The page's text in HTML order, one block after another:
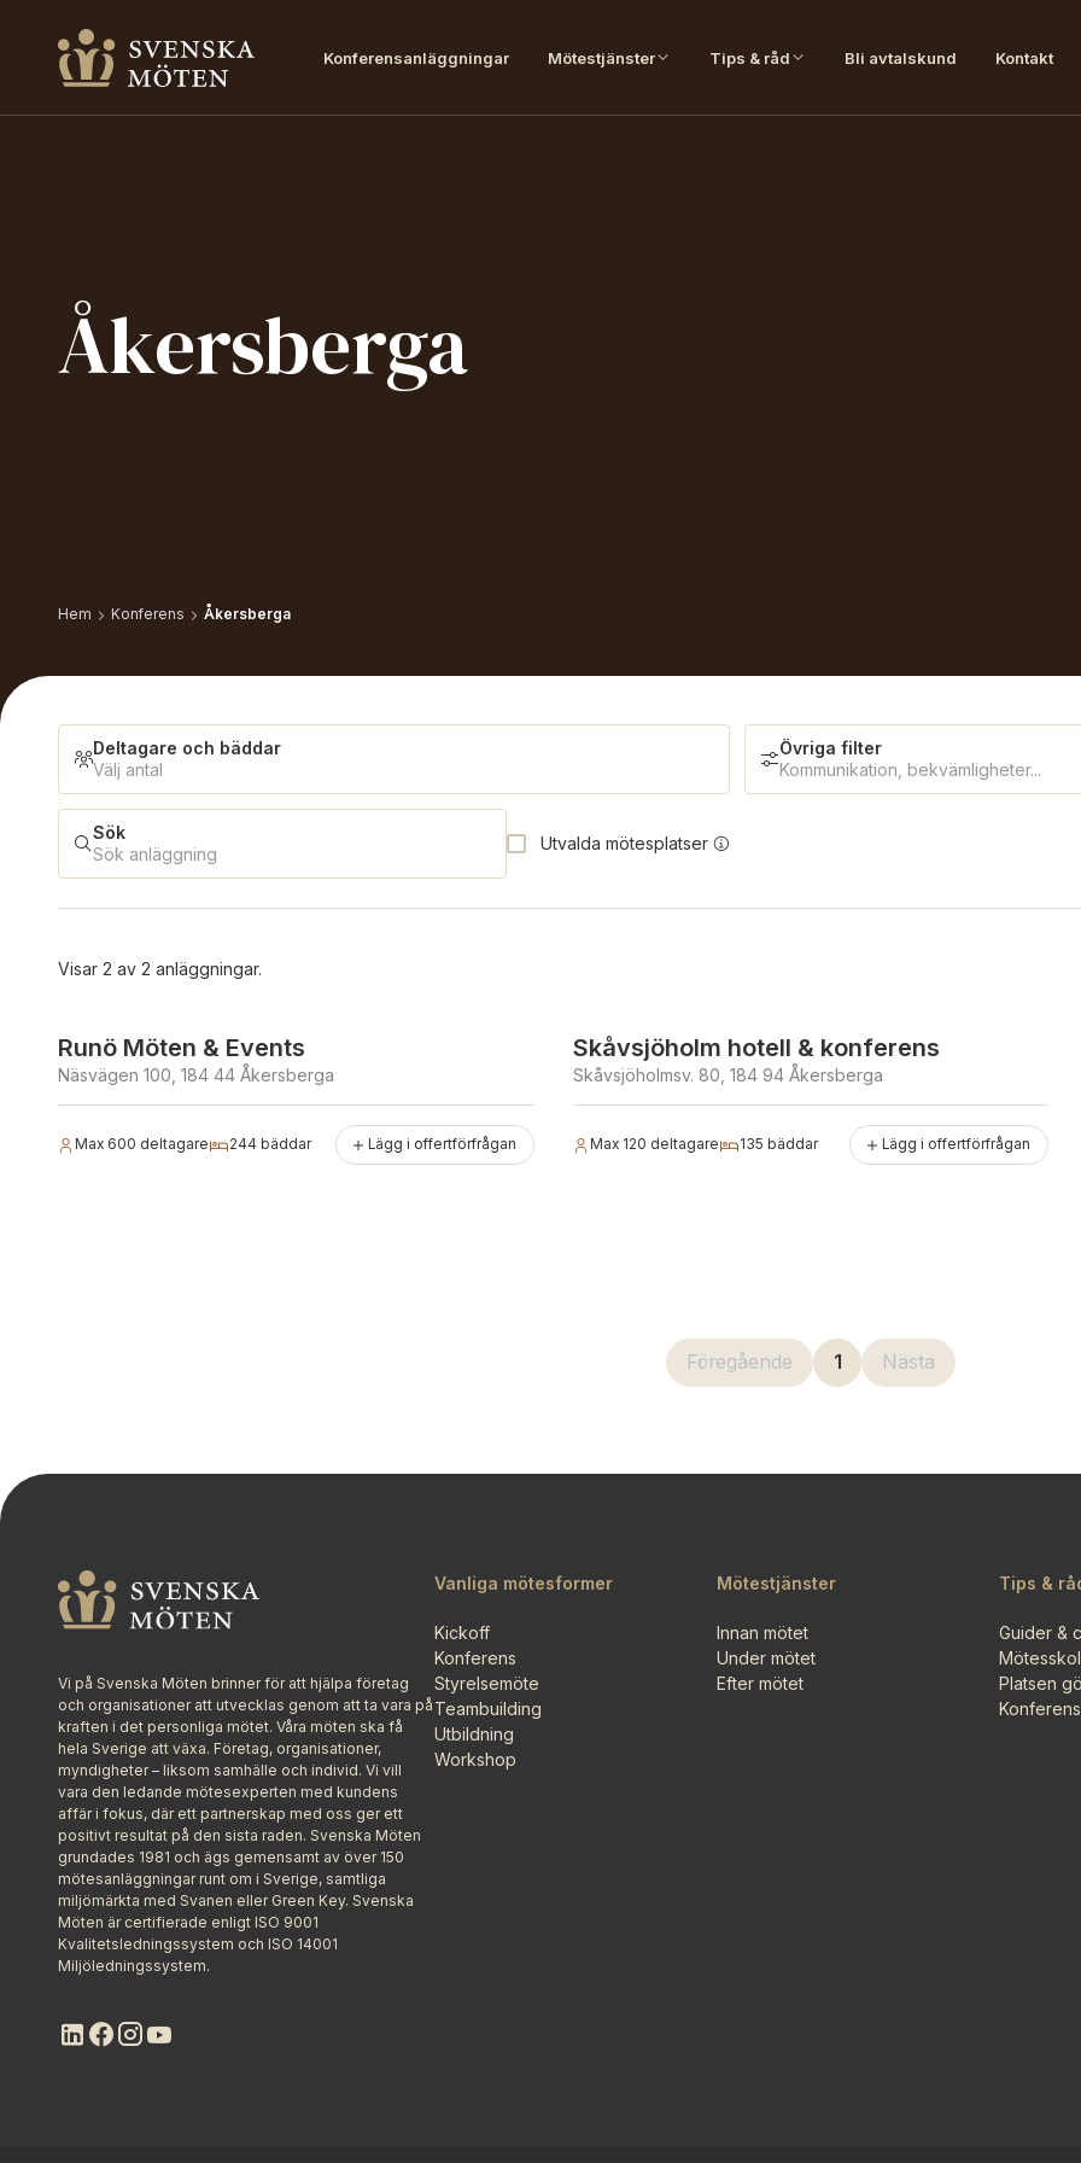
Konferensanläggningar Mötestjänster Tips & råd Bli avtalskund Kontakt
Åkersberga
Hem Konferens Åkersberga
Deltagare och bäddar
Välj antal
Deltagare och bäddar
Antal bäddar
Övriga filter
Kommunikation, bekvämligheter...
Sök
Sök anläggning
Utvalda mötesplatser
Visar 2 av 2 anläggningar.
Erbjuder julbord
Runö Möten & Events
Näsvägen 100, 184 44 Åkersberga
Max 600 deltagare 244 bäddar Lägg i offertförfrågan
Skåvsjöholm hotell & konferens
Skåvsjöholmsv. 80, 184 94 Åkersberga
Max 120 deltagare 135 bäddar Lägg i offertförfrågan
Föregående 1 Nästa
Vi på Svenska Möten brinner för att hjälpa företag
och organisationer att utvecklas genom att ta vara på
kraften i det personliga mötet. Våra möten ska få
hela Sverige att växa. Företag, organisationer,
myndigheter – liksom samhälle och individ. Vi vill
vara den ledande mötesexperten med kundens
affär i fokus, där ett partnerskap med oss ger ett
positivt resultat på den sista raden. Svenska Möten
grundades 1981 och ägs gemensamt av över 150
mötesanläggningar runt om i Sverige, samtliga
miljömärkta med Svanen eller Green Key. Svenska
Möten är certifierade enligt ISO 9001
Kvalitetsledningssystem och ISO 14001
Miljöledningssystem.
Vanliga mötesformer
Kickoff
Konferens
Styrelsemöte
Teambuilding
Utbildning
Workshop
Mötestjänster
Innan mötet
Under mötet
Efter mötet
Tips &
Guider &
Platsen